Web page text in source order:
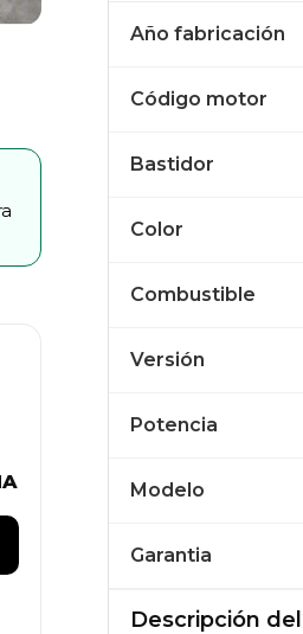
Año fabricación
Código motor
Bastidor
Color
Combustible
Versión
Potencia
Modelo
Garantia
Descripción